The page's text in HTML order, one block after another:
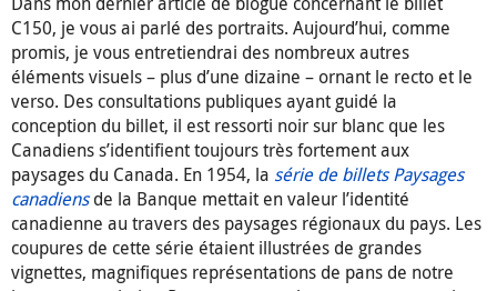
C150, je vous ai parlé des portraits. Aujourd’hui, comme
promis, je vous entretiendrai des nombreux autres
éléments visuels – plus d’une dizaine – ornant le recto et le
verso. Des consultations publiques ayant guidé la
conception du billet, il est ressorti noir sur blanc que les
Canadiens s’identifient toujours très fortement aux
paysages du Canada. En 1954, la série de billets Paysages
canadiensde la Banque mettait en valeur l’identité
canadienne au travers des paysages régionaux du pays. Les
coupures de cette série étaient illustrées de grandes
vignettes, magnifiques représentations de pans de notre